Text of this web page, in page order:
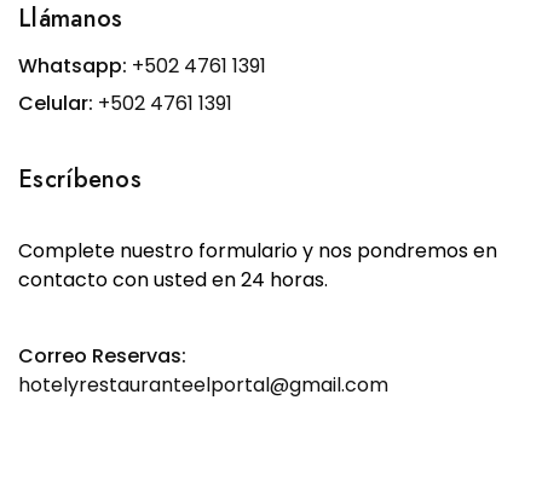
Llámanos
Whatsapp: +502 4761 1391
Celular: +502 4761 1391
Escríbenos
Complete nuestro formulario y nos pondremos en
contacto con usted en 24 horas.
Correo Reservas:
hotelyrestauranteelportal@gmail.com